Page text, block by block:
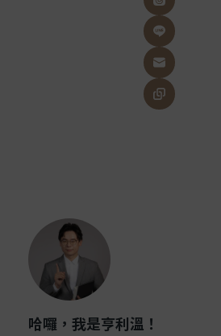
哈囉，我是亨利溫！